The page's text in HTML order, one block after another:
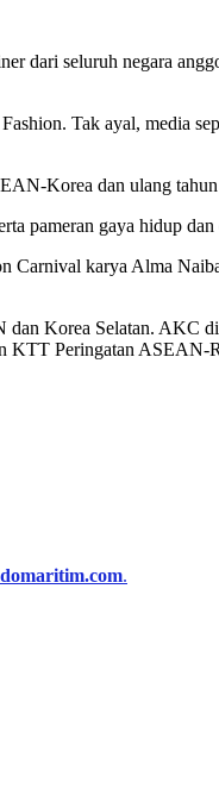
dari seluruh negara
Tak ayal, media
Korea dan ulang
pameran gaya hidup
Carnival karya Alma
dan Korea Selatan. AKC
KTT Peringatan ASEAN-
.